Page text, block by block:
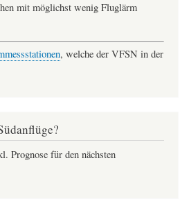
mit möglichst wenig Fluglärm
, welche der VFSN in der
Prognose für den nächsten